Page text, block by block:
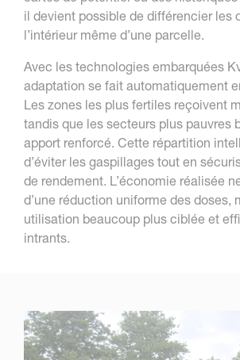
il devient possible de différencier les
l’intérieur même d’une parcelle.
Avec les technologies embarquées
adaptation se fait automatiquement
Les zones les plus fertiles reçoivent
tandis que les secteurs plus pauvres
apport renforcé. Cette répartition
d’éviter les gaspillages tout en
de rendement. L’économie réalisée
d’une réduction uniforme des doses,
utilisation beaucoup plus ciblée et
intrants.